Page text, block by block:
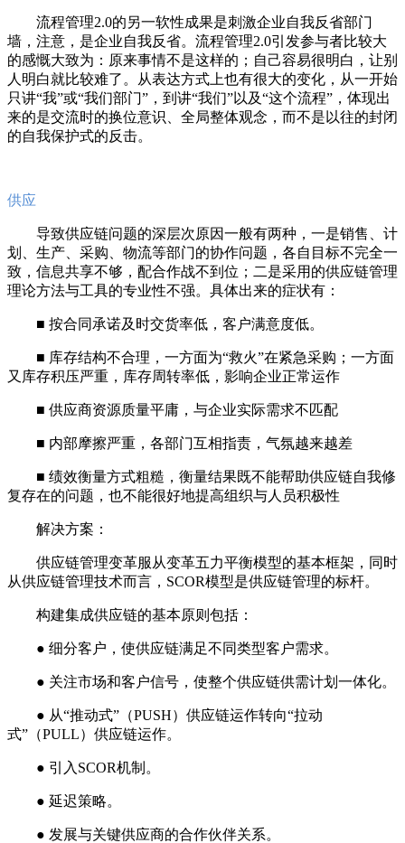
流程管理2.0的另一软性成果是刺激企业自我反省部门
墙，注意，是企业自我反省。流程管理2.0引发参与者比较大
的感慨大致为：原来事情不是这样的；自己容易很明白，让别
人明白就比较难了。从表达方式上也有很大的变化，从一开始
只讲“我”或“我们部门”，到讲“我们”以及“这个流程”，体现出
来的是交流时的换位意识、全局整体观念，而不是以往的封闭
的自我保护式的反击。
供应
导致供应链问题的深层次原因一般有两种，一是销售、计
划、生产、采购、物流等部门的协作问题，各自目标不完全一
致，信息共享不够，配合作战不到位；二是采用的供应链管理
理论方法与工具的专业性不强。具体出来的症状有：
■ 按合同承诺及时交货率低，客户满意度低。
■ 库存结构不合理，一方面为“救火”在紧急采购；一方面
又库存积压严重，库存周转率低，影响企业正常运作
■ 供应商资源质量平庸，与企业实际需求不匹配
■ 内部摩擦严重，各部门互相指责，气氛越来越差
■ 绩效衡量方式粗糙，衡量结果既不能帮助供应链自我修
复存在的问题，也不能很好地提高组织与人员积极性
解决方案：
供应链管理变革服从变革五力平衡模型的基本框架，同时
从供应链管理技术而言，SCOR模型是供应链管理的标杆。
构建集成供应链的基本原则包括：
● 细分客户，使供应链满足不同类型客户需求。
● 关注市场和客户信号，使整个供应链供需计划一体化。
● 从“推动式”（PUSH）供应链运作转向“拉动
式”（PULL）供应链运作。
● 引入SCOR机制。
● 延迟策略。
● 发展与关键供应商的合作伙伴关系。